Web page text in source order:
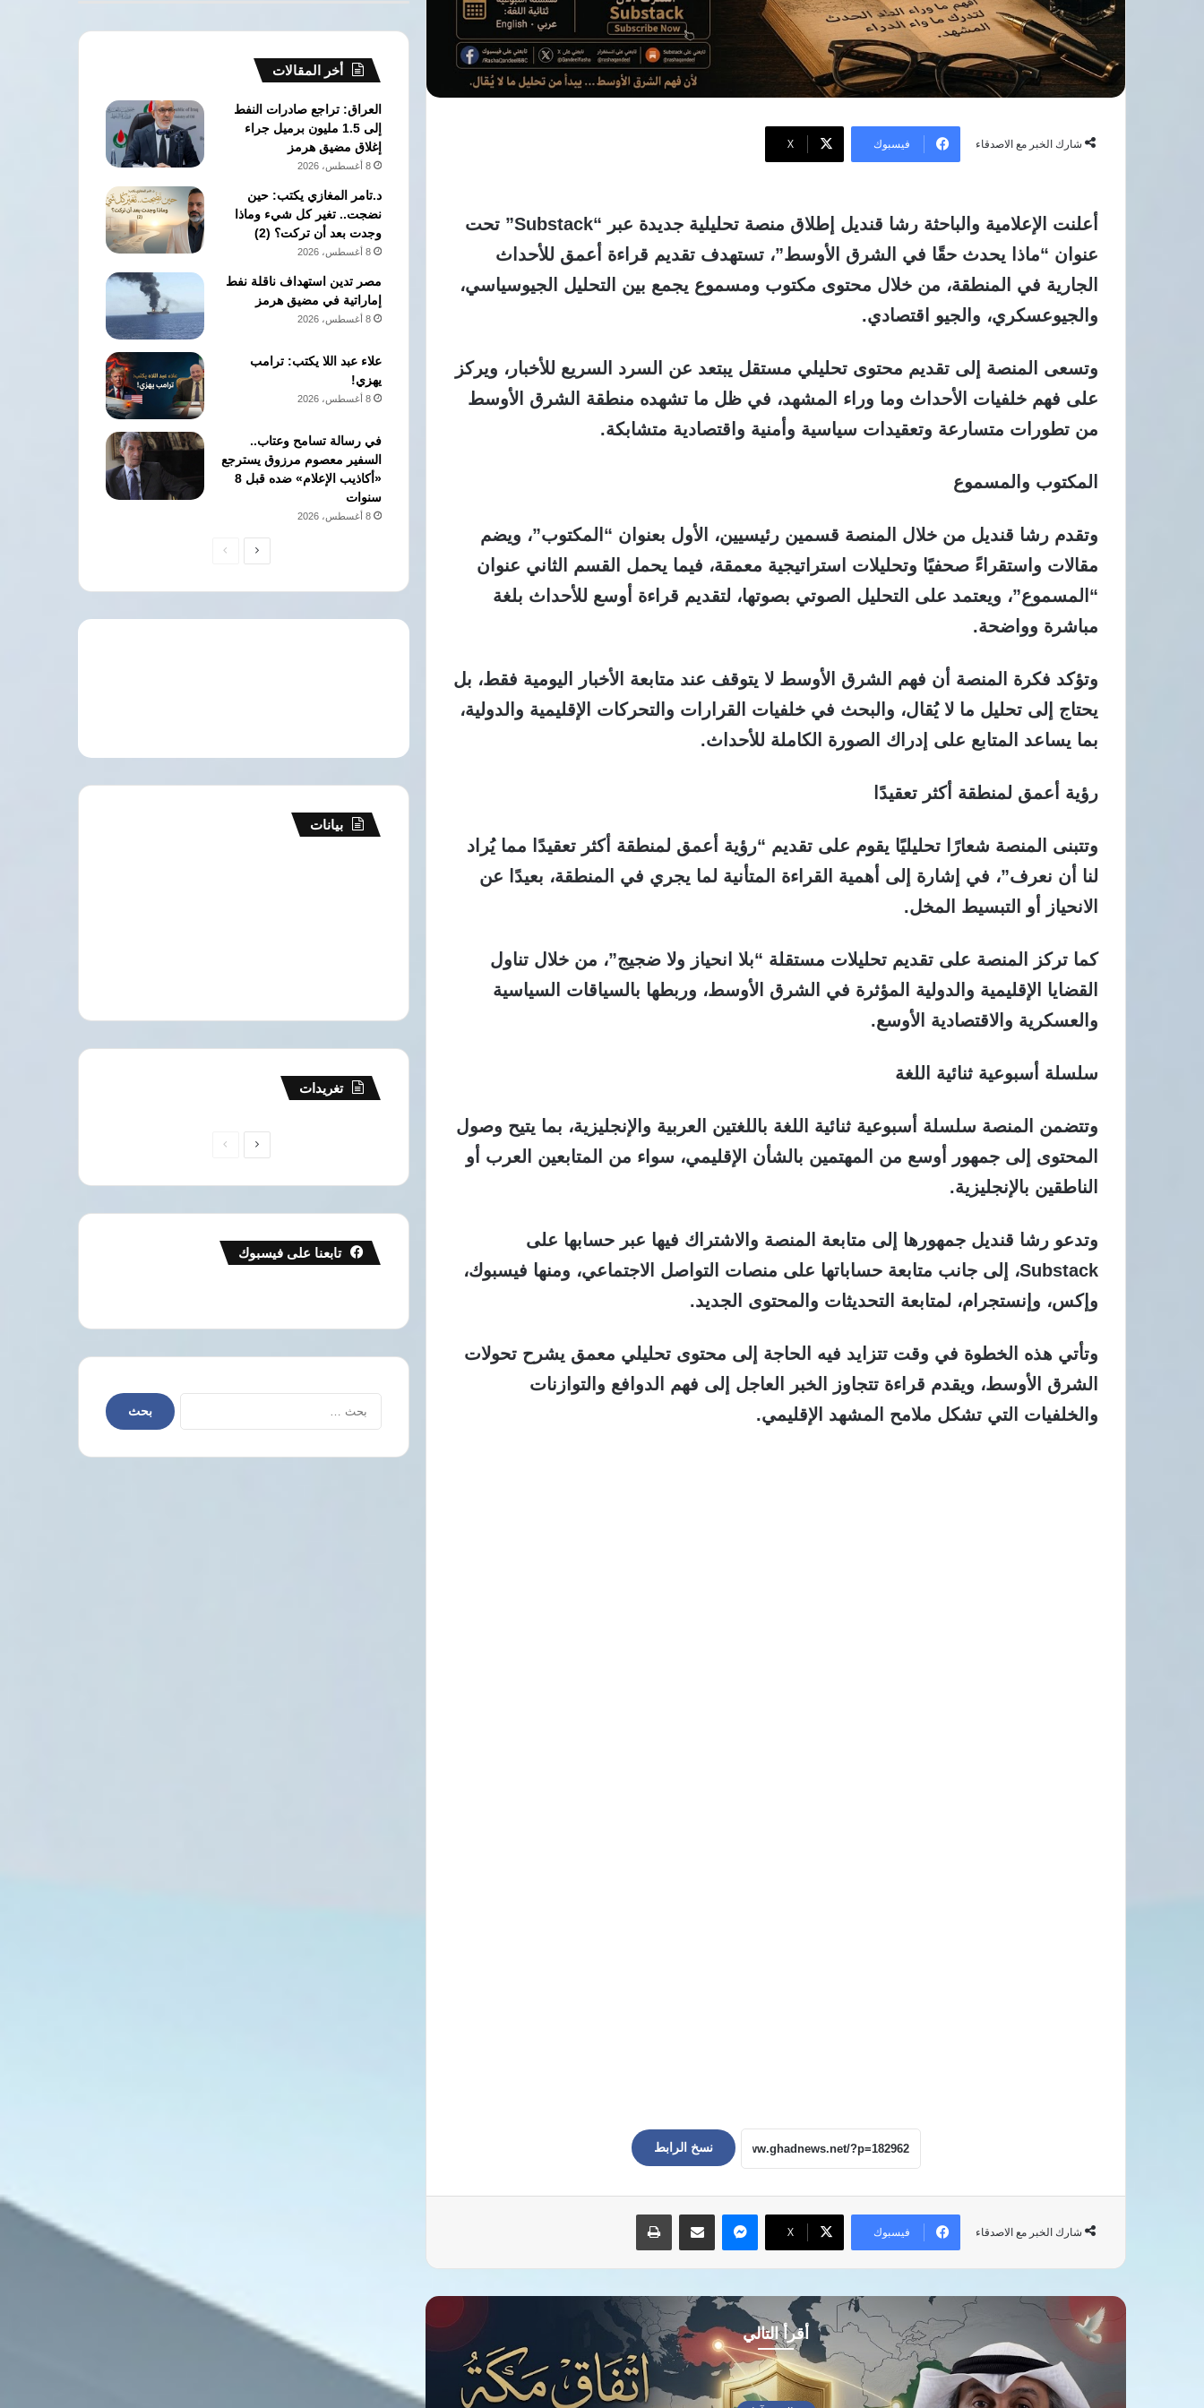
شارك الخبر مع الاصدقاء فيسبوك ‫X
أعلنت الإعلامية والباحثة رشا قنديل إطلاق منصة تحليلية جديدة عبر “Substack” تحت
عنوان “ماذا يحدث حقًا في الشرق الأوسط”، تستهدف تقديم قراءة أعمق للأحداث
الجارية في المنطقة، من خلال محتوى مكتوب ومسموع يجمع بين التحليل الجيوسياسي،
والجيوعسكري، والجيو اقتصادي.
وتسعى المنصة إلى تقديم محتوى تحليلي مستقل يبتعد عن السرد السريع للأخبار، ويركز
على فهم خلفيات الأحداث وما وراء المشهد، في ظل ما تشهده منطقة الشرق الأوسط
من تطورات متسارعة وتعقيدات سياسية وأمنية واقتصادية متشابكة.
المكتوب والمسموع
وتقدم رشا قنديل من خلال المنصة قسمين رئيسيين، الأول بعنوان “المكتوب”، ويضم
مقالات واستقراءً صحفيًا وتحليلات استراتيجية معمقة، فيما يحمل القسم الثاني عنوان
“المسموع”، ويعتمد على التحليل الصوتي بصوتها، لتقديم قراءة أوسع للأحداث بلغة
مباشرة وواضحة.
وتؤكد فكرة المنصة أن فهم الشرق الأوسط لا يتوقف عند متابعة الأخبار اليومية فقط، بل
يحتاج إلى تحليل ما لا يُقال، والبحث في خلفيات القرارات والتحركات الإقليمية والدولية،
بما يساعد المتابع على إدراك الصورة الكاملة للأحداث.
رؤية أعمق لمنطقة أكثر تعقيدًا
وتتبنى المنصة شعارًا تحليليًا يقوم على تقديم “رؤية أعمق لمنطقة أكثر تعقيدًا مما يُراد
لنا أن نعرف”، في إشارة إلى أهمية القراءة المتأنية لما يجري في المنطقة، بعيدًا عن
الانحياز أو التبسيط المخل.
كما تركز المنصة على تقديم تحليلات مستقلة “بلا انحياز ولا ضجيج”، من خلال تناول
القضايا الإقليمية والدولية المؤثرة في الشرق الأوسط، وربطها بالسياقات السياسية
والعسكرية والاقتصادية الأوسع.
سلسلة أسبوعية ثنائية اللغة
وتتضمن المنصة سلسلة أسبوعية ثنائية اللغة باللغتين العربية والإنجليزية، بما يتيح وصول
المحتوى إلى جمهور أوسع من المهتمين بالشأن الإقليمي، سواء من المتابعين العرب أو
الناطقين بالإنجليزية.
وتدعو رشا قنديل جمهورها إلى متابعة المنصة والاشتراك فيها عبر حسابها على
Substack، إلى جانب متابعة حساباتها على منصات التواصل الاجتماعي، ومنها فيسبوك،
وإكس، وإنستجرام، لمتابعة التحديثات والمحتوى الجديد.
وتأتي هذه الخطوة في وقت تتزايد فيه الحاجة إلى محتوى تحليلي معمق يشرح تحولات
الشرق الأوسط، ويقدم قراءة تتجاوز الخبر العاجل إلى فهم الدوافع والتوازنات
والخلفيات التي تشكل ملامح المشهد الإقليمي.
نسخ الرابط
شارك الخبر مع الاصدقاء فيسبوك ‫X
ماسنجر مشاركة عبر البريد طباعة
أقرأ التالي
مقالات وآراء
أخر المقالات
العراق: تراجع صادرات النفط
إلى 1.5 مليون برميل جراء
إغلاق مضيق هرمز
8 أغسطس، 2026
د.تامر المغازي يكتب: حين
نضجت.. تغير كل شيء وماذا
وجدت بعد أن تركت؟ (2)
8 أغسطس، 2026
مصر تدين استهداف ناقلة نفط
إماراتية في مضيق هرمز
8 أغسطس، 2026
علاء عبد اللا يكتب: ترامب
يهزي!
8 أغسطس، 2026
في رسالة تسامح وعتاب..
السفير معصوم مرزوق يسترجع
«أكاذيب الإعلام» ضده قبل 8
سنوات
8 أغسطس، 2026
الصفحةالصفحة
بيانات
تغريدات
الصفحةالصفحة
تابعنا على فيسبوك
البحث
عن: